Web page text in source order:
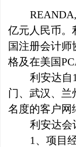
REANDA
亿元人民币。
国注册会计
格及在美国
利安达自
门、武汉、
名度的客户网
利安达会
1、项目